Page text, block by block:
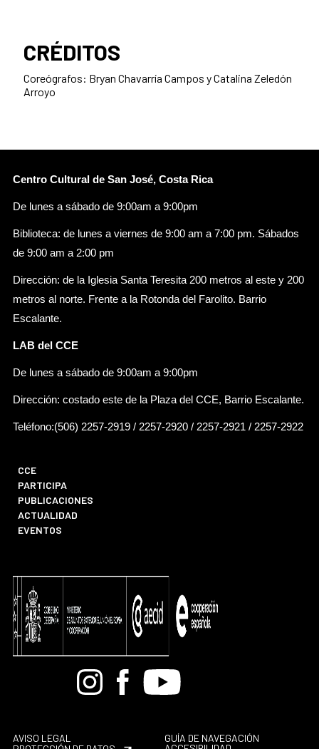
CRÉDITOS
Coreógrafos: Bryan Chavarría Campos y Catalina Zeledón
Arroyo
Centro Cultural de San José, Costa Rica
De lunes a sábado de 9:00am a 9:00pm
Biblioteca: de lunes a viernes de 9:00 am a 7:00 pm. Sábados
de 9:00 am a 2:00 pm
Dirección: de la Iglesia Santa Teresita 200 metros al este y 200
metros al norte. Frente a la Rotonda del Farolito. Barrio
Escalante.
LAB del CCE
De lunes a sábado de 9:00am a 9:00pm
Dirección: costado este de la Plaza del CCE, Barrio Escalante.
Teléfono:(506) 2257-2919 / 2257-2920 / 2257-2921 / 2257-2922
CCE
PARTICIPA
PUBLICACIONES
ACTUALIDAD
EVENTOS
BandcampInstagramFacebook
Youtube
AVISO LEGAL
GUÍA DE NAVEGACIÓN